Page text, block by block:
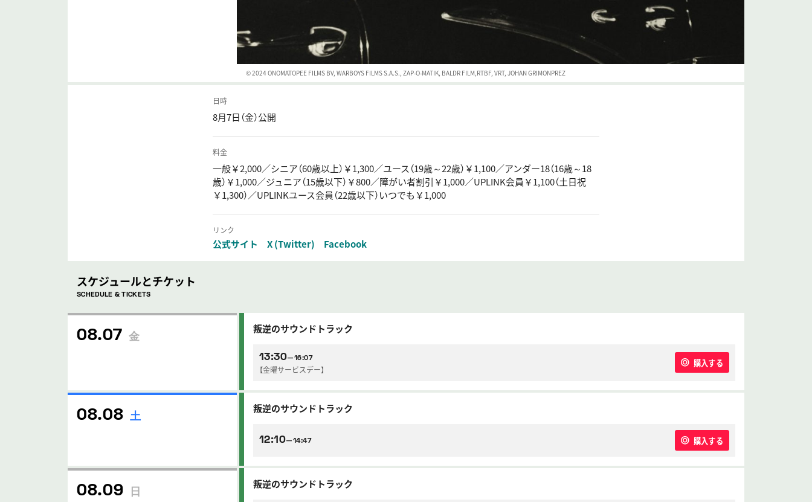
© 2024 ONOMATOPEE FILMS BV, WARBOYS FILMS S.A.S., ZAP-O-MATIK, BALDR FILM,RTBF, VRT, JOHAN GRIMONPREZ
日時
8月7日（金）公開
料金
一般￥2,000／シニア（60歳以上）￥1,300／ユース（19歳～22歳）￥1,100／アンダー18（16歳～18
歳）￥1,000／ジュニア（15歳以下）￥800／障がい者割引￥1,000／UPLINK会員￥1,100（土日祝
￥1,300）／UPLINKユース会員（22歳以下）いつでも￥1,000
リンク
公式サイト X (Twitter) Facebook
スケジュールとチケット
SCHEDULE & TICKETS
08.07 金
叛逆のサウンドトラック
13:30—16:07
【金曜サービスデー】
購入する
08.08 土
叛逆のサウンドトラック
12:10—14:47 購入する
08.09 日
叛逆のサウンドトラック